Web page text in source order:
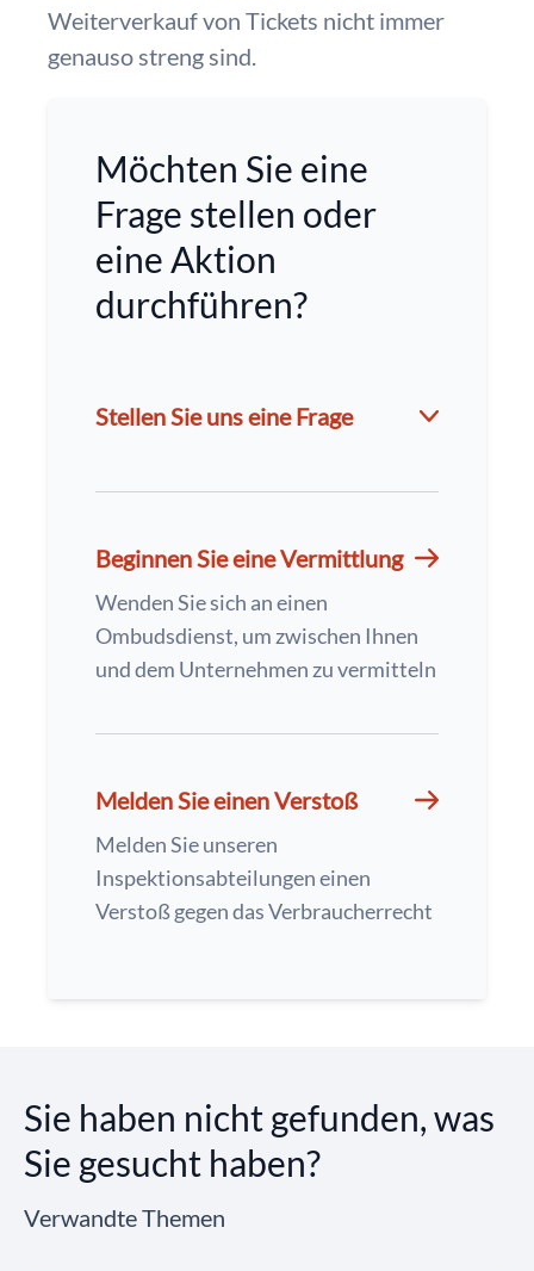
Weiterverkauf von Tickets nicht immer
genauso streng sind.
Möchten Sie eine
Frage stellen oder
eine Aktion
durchführen?
Stellen Sie uns eine Frage
Beginnen Sie eine Vermittlung
Wenden Sie sich an einen
Ombudsdienst, um zwischen Ihnen
und dem Unternehmen zu vermitteln
Melden Sie einen Verstoß
Melden Sie unseren
Inspektionsabteilungen einen
Verstoß gegen das Verbraucherrecht
Sie haben nicht gefunden, was
Sie gesucht haben?
Verwandte Themen